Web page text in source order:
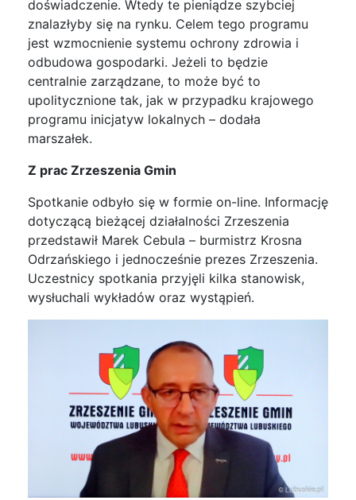
doświadczenie. Wtedy te pieniądze szybciej
znalazłyby się na rynku. Celem tego programu
jest wzmocnienie systemu ochrony zdrowia i
odbudowa gospodarki. Jeżeli to będzie
centralnie zarządzane, to może być to
upolitycznione tak, jak w przypadku krajowego
programu inicjatyw lokalnych – dodała
marszałek.
Z prac Zrzeszenia Gmin
Spotkanie odbyło się w formie on-line. Informację
dotyczącą bieżącej działalności Zrzeszenia
przedstawił Marek Cebula – burmistrz Krosna
Odrzańskiego i jednocześnie prezes Zrzeszenia.
Uczestnicy spotkania przyjęli kilka stanowisk,
wysłuchali wykładów oraz wystąpień.